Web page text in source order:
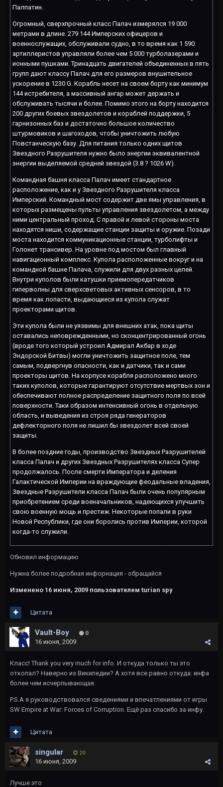
Палпатин.
Огромный, сверхпрочный класс Палач измерялся 19 000
метрами в длине. 279 144 Имперских офицеров и
военнослужащих, обслуживали судно, в то время как 1 590
артиллеристов управляли более чем 5 000 турболазерами и
ионными пушками. Тринадцать двигателей объединенных в пять
групп дают классу Палач для его размеров внушительное
ускорение в 1230 G. Корабль несет на своем борту как минимум
144 истребителя, а массивный ангар может держать и
обслуживать тысячи и более. Помимо этого на борту находится
200 других боевых звездолетов и кораблей поддержки, 5
гарнизонных баз и достаточно большое количество
штурмовиков и шагоходов, чтобы уничтожить любую
Повстанческую базу. Для питания только одних щитов
Звездного Разрушителя нужно было энергии эквивалентной
энергии выделяемой средней звездой (3.8 ? 1026 W).
Командная башня класса Палач имеет стандартное
расположение, как и у Звездного Разрушителя класса
Имперский. Командный мост содержит две ямы управления, в
которых размещены пульты управления звездолетом, а между
ними центральный проход. С правой и левой стороны моста
находятся ниши, содержащие станции защиты и оружие. Позади
моста находится коммуникационные станции, турболифты и
Голонет трансивер. На уровне под мостом был главный
навигационный комплекс. Купола расположенные вокруг и на
командной башне Палача, служили для двух разных целей.
Внутри куполов были катушки приемопередатчиков
гиперволны для сверхсветовых активных сенсоров, в то
время как лопасти, выдающиеся из купола служат
проекторами щитов.
Эти купола были не уязвимы для внешних атак, пока щиты
оставались неповрежденными, но сконцентрированный огонь
(вроде того который устроил Адмирал Акбар в ходе
Эндорской Битвы) могли уничтожить защитное поле, тем
самым, подвергнув опасности, как и датчики, так и сами
проекторы щитов. На корпусе корабля расположено много
таких куполов, которые гарантируют отсутствие мертвых зон и
обеспечивают полное распределение защитного поля по всей
поверхности. Таки образом интенсивный огонь в отдельную
область, и выведения из строя ряда генераторов
дефлекторного поля не лишил бы звездолет всей своей
защиты.
В более поздние годы, производство Звездных Разрушителей
класса Палач и других Звездных Разрушителях класса Супер
продолжалось. После смерти Императора и деления
Галактической Империи на враждующие феодальные владения,
Звездные Разрушители класса Палач были очень популярным
приобретением среди военачальников, надеющихся улучшить
свою военную мощь и престиж. Некоторые попали в руки
Новой Республики, где они боролись против Империи, которой
когда-то служили.
Обновил информацию
Нужна более подробная инфорнация - обращайся
Изменено 16 июня, 2009 пользователем turian spy
Цитата
Vault-Boy 0
16 июня, 2009
Класс! Thank you very much for info. И откуда только ты это
откопал? Наверно из Википедии? А хотя все равно откуда: инфа
более чем исчерпывающая.
P.S.А я руководствовался сведениями и впечатлениями от игры
SW Empire at War: Forces of Corruption. Ещё раз спасибо за инфу.
Цитата
singular 20
16 июня, 2009
Лучше это